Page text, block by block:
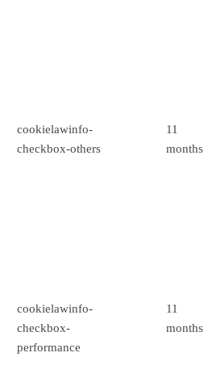
cookielawinfo-
checkbox-others
11
months
cookielawinfo-
checkbox-
performance
11
months